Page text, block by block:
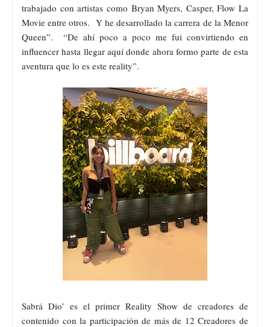
trabajado con artistas como Bryan Myers, Casper, Flow La
Movie entre otros. Y he desarrollado la carrera de la Menor
Queen”. “De ahí poco a poco me fui convirtiendo en
influencer hasta llegar aquí donde ahora formo parte de esta
aventura que lo es este reality”.
Sabrá Dio’ es el primer Reality Show de creadores de
contenido con la participación de más de 12 Creadores de